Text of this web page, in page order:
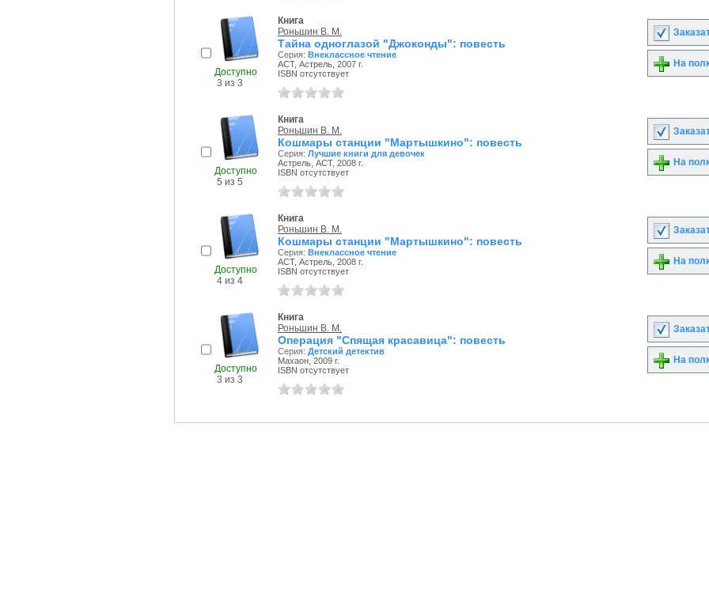
Доступно
3 из 3
Книга
Роньшин В. М.
Тайна одноглазой "Джоконды": повесть
Серия: Внеклассное чтение
АСТ, Астрель, 2007 г.
ISBN отсутствует
На
Доступно
5 из 5
Книга
Роньшин В. М.
Кошмары станции "Мартышкино": повесть
Серия: Лучшие книги для девочек
Астрель, АСТ, 2008 г.
ISBN отсутствует
На
Доступно
4 из 4
Книга
Роньшин В. М.
Кошмары станции "Мартышкино": повесть
Серия: Внеклассное чтение
АСТ, Астрель, 2008 г.
ISBN отсутствует
На
Доступно
3 из 3
Книга
Роньшин В. М.
Операция "Спящая красавица": повесть
Серия: Детский детектив
Махаон, 2009 г.
ISBN отсутствует
На